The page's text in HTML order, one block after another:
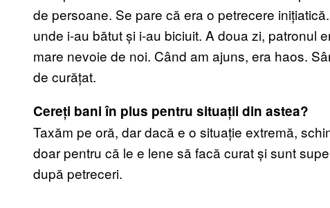
de persoane. Se pare că era o petrecere
unde i-au bătut și i-au biciuit. A doua zi, patronul
mare nevoie de noi. Când am ajuns, era haos.
de curățat.
Cereți bani în plus pentru situații din astea?
Taxăm pe oră, dar dacă e o situație extremă,
doar pentru că le e lene să facă curat și sunt
după petreceri.